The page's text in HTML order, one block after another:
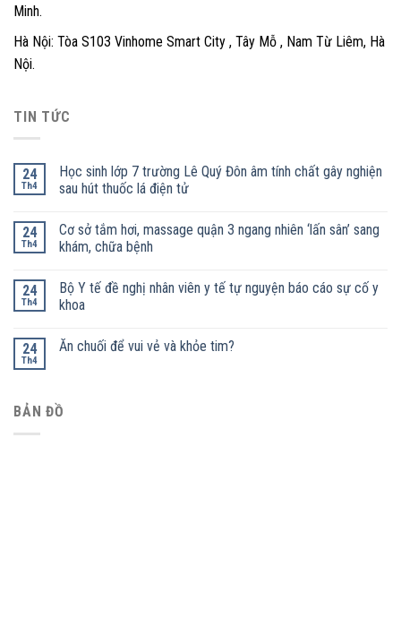
Minh.
Hà Nội: Tòa S103 Vinhome Smart City , Tây Mỗ , Nam Từ Liêm, Hà
Nội.
TIN TỨC
24
Th4
Học sinh lớp 7 trường Lê Quý Đôn âm tính chất gây nghiện
sau hút thuốc lá điện tử
24
Th4
Cơ sở tắm hơi, massage quận 3 ngang nhiên ‘lấn sân’ sang
khám, chữa bệnh
24
Th4
Bộ Y tế đề nghị nhân viên y tế tự nguyện báo cáo sự cố y
khoa
24
Th4
Ăn chuối để vui vẻ và khỏe tim?
BẢN ĐỒ